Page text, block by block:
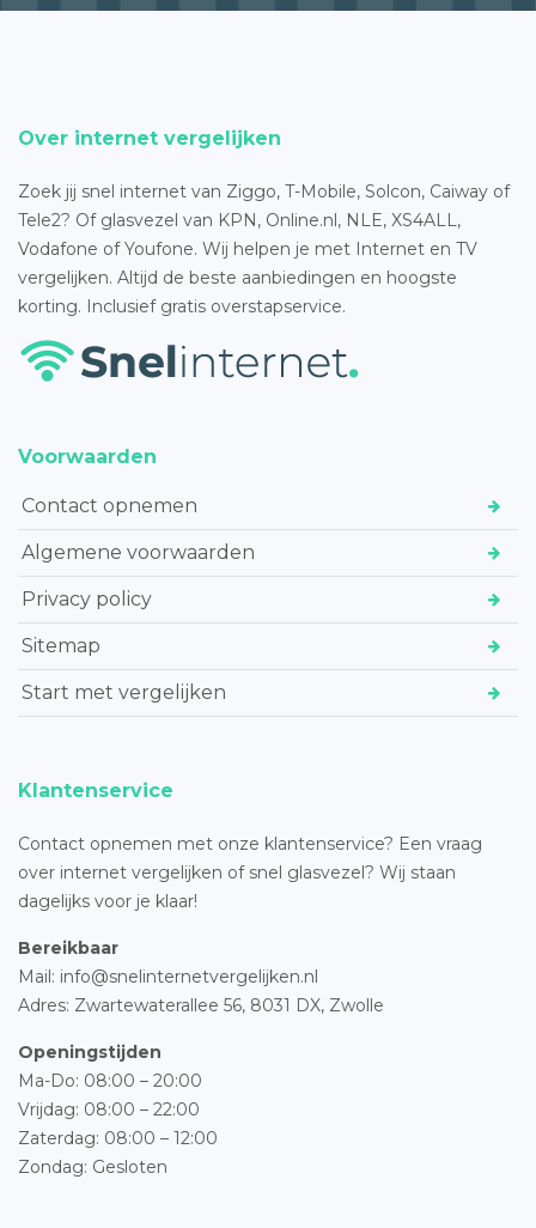
Over internet vergelijken
Zoek jij snel internet van Ziggo, T-Mobile, Solcon, Caiway of
Tele2? Of glasvezel van KPN, Online.nl, NLE, XS4ALL,
Vodafone of Youfone. Wij helpen je met Internet en TV
vergelijken. Altijd de beste aanbiedingen en hoogste
korting. Inclusief gratis overstapservice.
Voorwaarden
Contact opnemen
Algemene voorwaarden
Privacy policy
Sitemap
Start met vergelijken
Klantenservice
Contact opnemen met onze klantenservice? Een vraag
over internet vergelijken of snel glasvezel? Wij staan
dagelijks voor je klaar!
Bereikbaar
Mail: info@snelinternetvergelijken.nl
Adres: Zwartewaterallee 56, 8031 DX, Zwolle
Openingstijden
Ma-Do: 08:00 – 20:00
Vrijdag: 08:00 – 22:00
Zaterdag: 08:00 – 12:00
Zondag: Gesloten